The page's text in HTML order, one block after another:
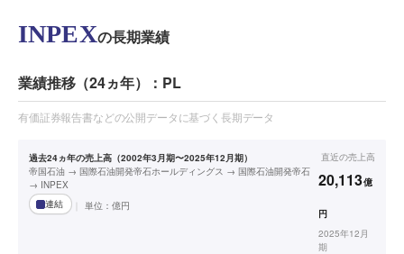
INPEXの長期業績
業績推移（24ヵ年）：PL
有価証券報告書などの公開データに基づく長期データ
過去24ヵ年の売上高（2002年3月期〜2025年12月期）
帝国石油 → 国際石油開発帝石ホールディングス → 国際石油開発帝石
→ INPEX
連結
単位： 億円
直近の売上高
20,113億
円
2025年12月
期